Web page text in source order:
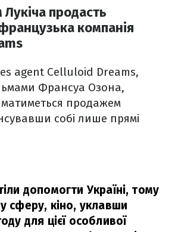
продасть
компанія
agent Celluloid Dreams,
Франсуа Озона,
продажем
собі лише прямі
допомогти Україні, тому
сферу, кіно, уклавши
для цієї особливої